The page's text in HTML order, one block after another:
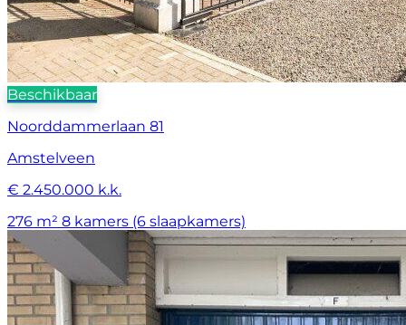
Beschikbaar
Noorddammerlaan 81
Amstelveen
€ 2.450.000 k.k.
276 m² 8 kamers (6 slaapkamers)